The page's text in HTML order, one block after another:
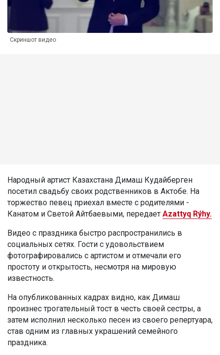
Скриншот видео
Народный артист Казахстана Димаш Кудайберген
посетил свадьбу своих родственников в Актобе. На
торжество певец приехал вместе с родителями -
Канатом и Светой Айтбаевыми, передает Azattyq Rýhy.
Видео с праздника быстро распространились в
социальных сетях. Гости с удовольствием
фотографировались с артистом и отмечали его
простоту и открытость, несмотря на мировую
известность.
На опубликованных кадрах видно, как Димаш
произнес трогательный тост в честь своей сестры, а
затем исполнил несколько песен из своего репертуара,
став одним из главных украшений семейного
праздника.